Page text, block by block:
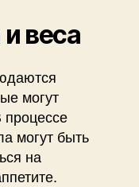
веса
могут
процессе
могут быть
на